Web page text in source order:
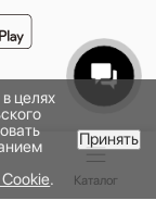
МАРКЕТ"
целях
.
Принять
Каталог